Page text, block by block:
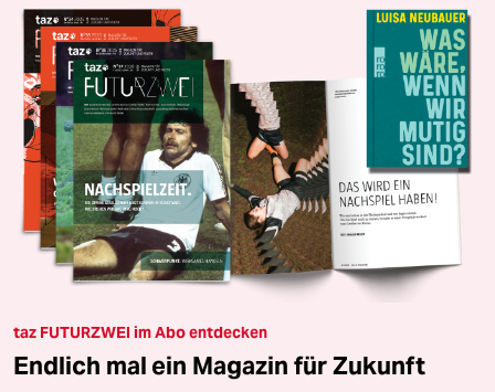
taz FUTURZWEI im Abo entdecken
Endlich mal ein Magazin für Zukunft